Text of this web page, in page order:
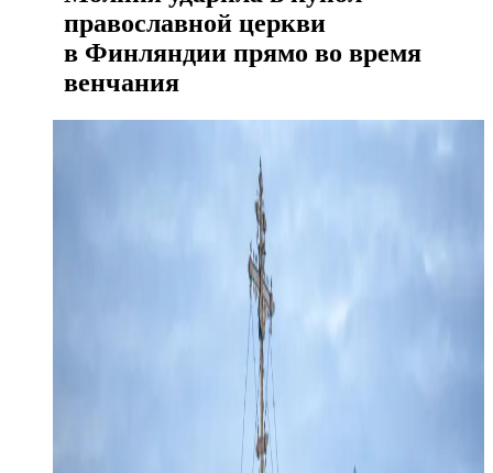
православной церкви
в Финляндии прямо во время
венчания